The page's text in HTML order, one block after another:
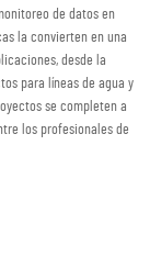
de datos en
la convierten en una
desde la
para líneas de agua y
se completen a
los profesionales de